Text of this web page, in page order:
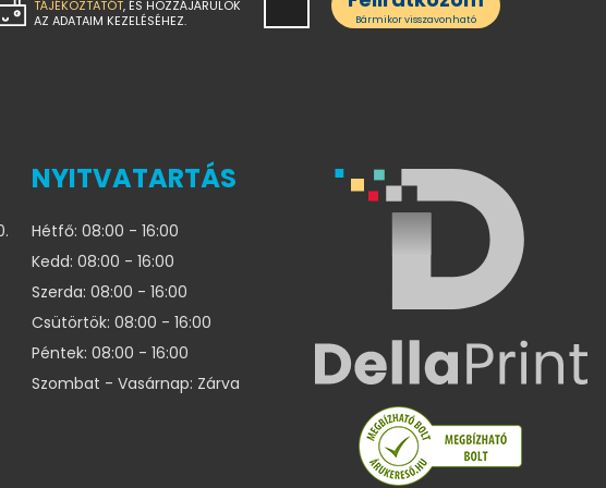
TÁJÉKOZTATÓT, ÉS HOZZÁJÁRULOK
AZ ADATAIM KEZELÉSÉHEZ.
Bármikor visszavonható
NYITVATARTÁS
Hétfő: 08:00 - 16:00
Kedd: 08:00 - 16:00
Szerda: 08:00 - 16:00
Csütörtök: 08:00 - 16:00
Péntek: 08:00 - 16:00
Szombat - Vasárnap: Zárva